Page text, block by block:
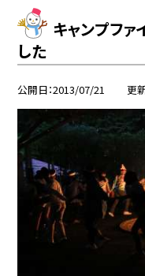
キャンプフ
した
公開日 2013/07/21 更